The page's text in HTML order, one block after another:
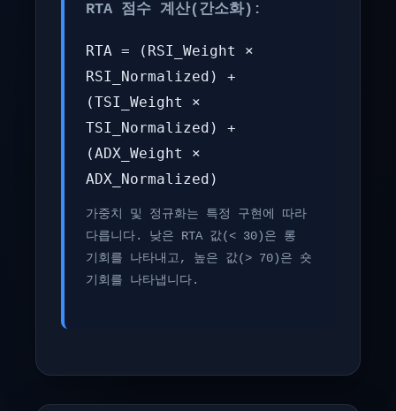
RTA 점수 계산(간소화):
RTA = (RSI_Weight ×
RSI_Normalized) +
(TSI_Weight ×
TSI_Normalized) +
(ADX_Weight ×
ADX_Normalized)
가중치 및 정규화는 특정 구현에 따라
다릅니다. 낮은 RTA 값(< 30)은 롱
기회를 나타내고, 높은 값(> 70)은 숏
기회를 나타냅니다.